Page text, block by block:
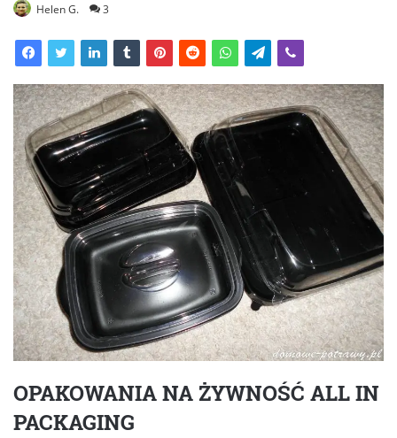
Helen G. 3
OPAKOWANIA NA ŻYWNOŚĆ ALL IN
PACKAGING